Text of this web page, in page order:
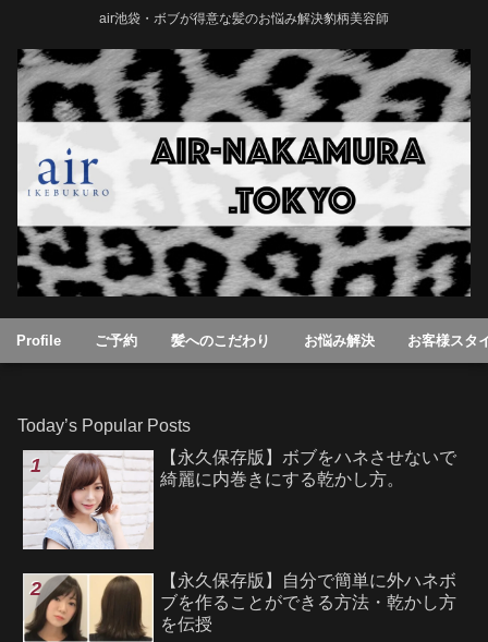
air池袋・ボブが得意な髪のお悩み解決豹柄美容師
Profile ご予約 髪へのこだわり お悩み解決 お客様スタ
Today’s Popular Posts
【永久保存版】ボブをハネさせないで
綺麗に内巻きにする乾かし方。
【永久保存版】自分で簡単に外ハネボ
ブを作ることができる方法・乾かし方
を伝授